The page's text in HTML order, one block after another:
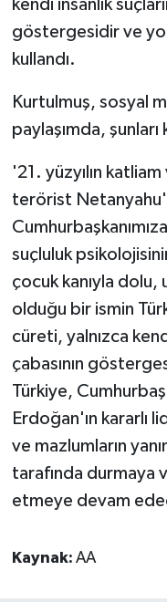
kendi insanlık
göstergesidir ve
kullandı.
Kurtulmuş, sosyal
paylaşımda,
'21. yüzyılın
terörist
suçluluk
çocuk kanıyla dolu,
olduğu bir ismin
cüreti, yalnızca
çabasının
Türkiye,
Erdoğan'ın kararlı
ve mazlumların
tarafında durmaya
etmeye devam
Kaynak: AA